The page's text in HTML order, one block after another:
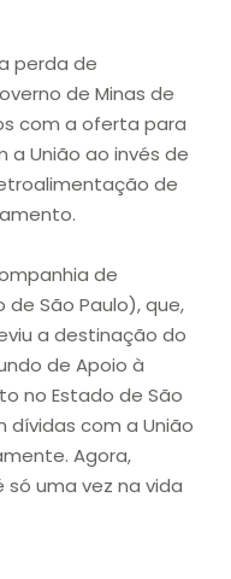
perda de
de Minas de
com a oferta para
a União ao invés de
de
de
São Paulo), que,
a destinação do
de Apoio à
no Estado de São
dívidas com a União
Agora,
só uma vez na vida